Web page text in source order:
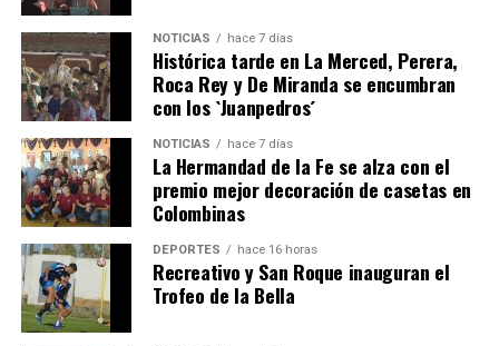
QUINTA CORRIDA DE LAS FIESTAS COLOMBINAS
2026
hace 5 días· Huelvatv
NOTICIAS hace 7 días
Histórica tarde en La Merced, Perera,
Roca Rey y De Miranda se encumbran
con los `Juanpedros´
NOTICIAS hace 7 días
La Hermandad de la Fe se alza con el
premio mejor decoración de casetas en
Colombinas
DEPORTES hace 16 horas
Recreativo y San Roque inauguran el
Trofeo de la Bella